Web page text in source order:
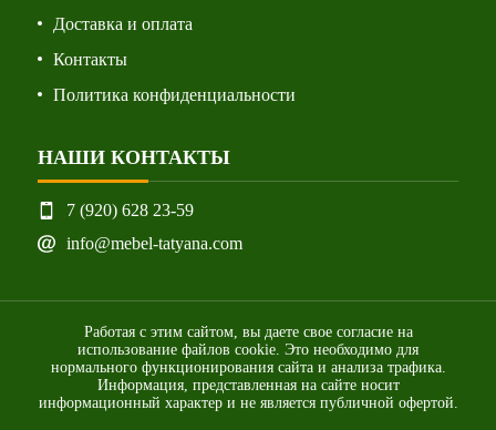
Доставка и оплата
Контакты
Политика конфиденциальности
НАШИ КОНТАКТЫ
7 (920) 628 23-59
info@mebel-tatyana.com
Работая с этим сайтом, вы даете свое согласие на
использование файлов cookie. Это необходимо для
нормального функционирования сайта и анализа трафика.
Информация, представленная на сайте носит
информационный характер и не является публичной офертой.